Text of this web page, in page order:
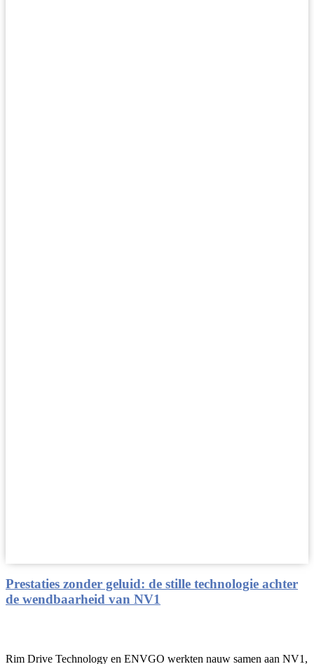
Prestaties zonder geluid: de stille technologie achter
de wendbaarheid van NV1
Rim Drive Technology en ENVGO werkten nauw samen aan NV1,